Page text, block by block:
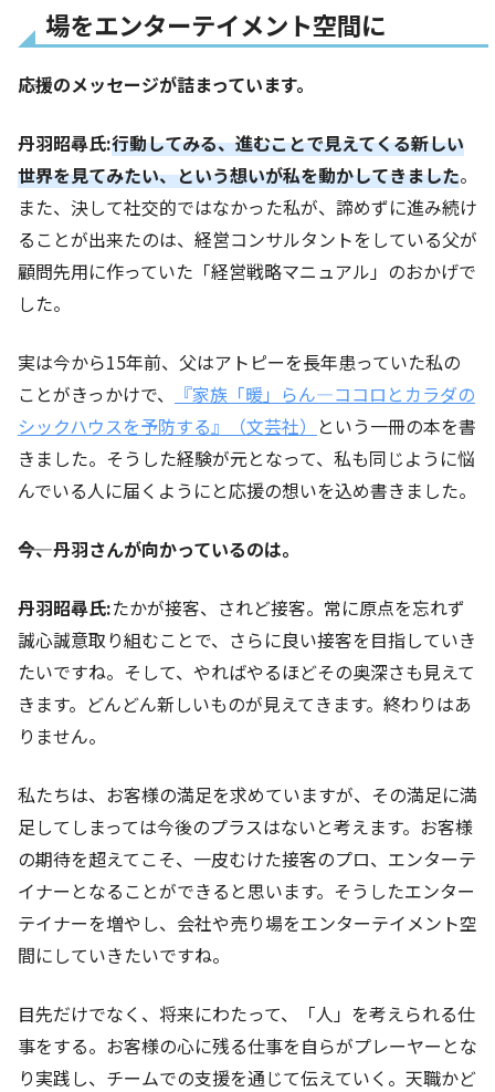
場をエンターテイメント空間に
――応援のメッセージが詰まっています。
丹羽昭尋氏:行動してみる、進むことで見えてくる新しい
世界を見てみたい、という想いが私を動かしてきました。
また、決して社交的ではなかった私が、諦めずに進み続け
ることが出来たのは、経営コンサルタントをしている父が
顧問先用に作っていた「経営戦略マニュアル」のおかげで
した。
実は今から15年前、父はアトピーを長年患っていた私の
ことがきっかけで、
『家族「暖」らん―ココロとカラダの
シックハウスを予防する』（文芸社） という一冊の本を書
きました。そうした経験が元となって、私も同じように悩
んでいる人に届くようにと応援の想いを込め書きました。
――今、丹羽さんが向かっているのは。
丹羽昭尋氏:たかが接客、されど接客。常に原点を忘れず
誠心誠意取り組むことで、さらに良い接客を目指していき
たいですね。そして、やればやるほどその奥深さも見えて
きます。どんどん新しいものが見えてきます。終わりはあ
りません。
私たちは、お客様の満足を求めていますが、その満足に満
足してしまっては今後のプラスはないと考えます。お客様
の期待を超えてこそ、一皮むけた接客のプロ、エンターテ
イナーとなることができると思います。そうしたエンター
テイナーを増やし、会社や売り場をエンターテイメント空
間にしていきたいですね。
目先だけでなく、将来にわたって、「人」を考えられる仕
事をする。お客様の心に残る仕事を自らがプレーヤーとな
り実践し、チームでの支援を通じて伝えていく。天職かど